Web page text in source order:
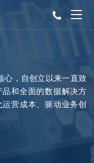
心，自创立以来一直致
和全面的数据解决方
营成本、驱动业务创